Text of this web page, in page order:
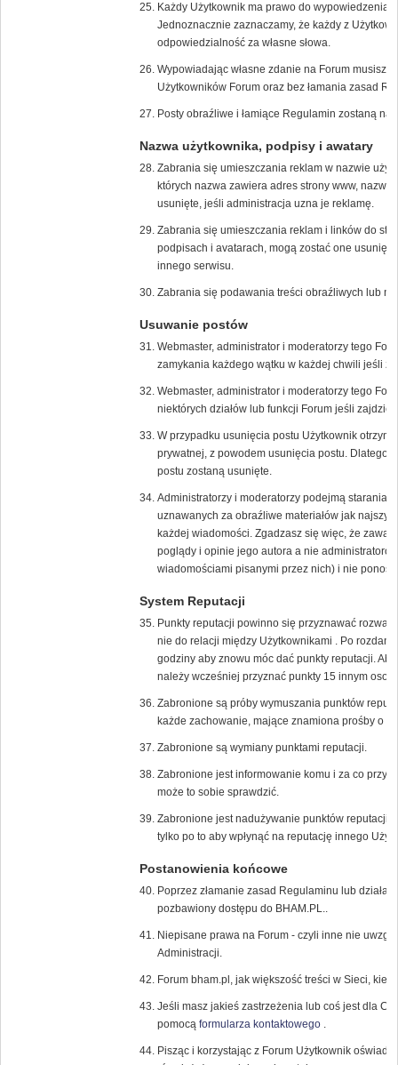
Każdy Użytkownik ma prawo do wypowiedzenia
Jednoznacznie zaznaczamy, że każdy z
odpowiedzialność za własne słowa.
Wypowiadając własne zdanie na Forum musisz
Użytkowników Forum oraz bez łamania zasad
Posty obraźliwe i łamiące Regulamin zostaną
Nazwa użytkownika, podpisy i awatary
Zabrania się umieszczania reklam w nazwie
których nazwa zawiera adres strony www,
usunięte, jeśli administracja uzna je reklamę.
Zabrania się umieszczania reklam i linków do
podpisach i avatarach, mogą zostać one
innego serwisu.
Zabrania się podawania treści obraźliwych lub
Usuwanie postów
Webmaster, administrator i moderatorzy tego
zamykania każdego wątku w każdej chwili jeśli
Webmaster, administrator i moderatorzy tego
niektórych działów lub funkcji Forum jeśli zajdzie
W przypadku usunięcia postu Użytkownik
prywatnej, z powodem usunięcia postu. Dlatego
postu zostaną usunięte.
Administratorzy i moderatorzy podejmą starania
uznawanych za obraźliwe materiałów jak
każdej wiadomości. Zgadzasz się więc, że
poglądy i opinie jego autora a nie
wiadomościami pisanymi przez nich) i nie
System Reputacji
Punkty reputacji powinno się przyznawać
nie do relacji między Użytkownikami . Po
godziny aby znowu móc dać punkty reputacji.
należy wcześniej przyznać punkty 15 innym
Zabronione są próby wymuszania punktów
każde zachowanie, mające znamiona prośby o
Zabronione są wymiany punktami reputacji.
Zabronione jest informowanie komu i za co
może to sobie sprawdzić.
Zabronione jest nadużywanie punktów reputacji,
tylko po to aby wpłynąć na reputację innego
Postanowienia końcowe
Poprzez złamanie zasad Regulaminu lub
pozbawiony dostępu do BHAM.PL..
Niepisane prawa na Forum - czyli inne nie
Administracji.
Forum bham.pl, jak większość treści w Sieci,
Jeśli masz jakieś zastrzeżenia lub coś jest dla
pomocą formularza kontaktowego.
Pisząc i korzystając z Forum Użytkownik